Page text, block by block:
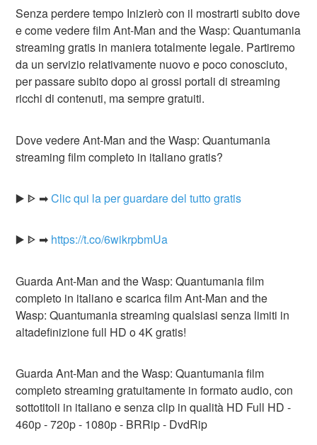
Senza perdere tempo Inizierò con il mostrarti subito dove
e come vedere film Ant-Man and the Wasp: Quantumania
streaming gratis in maniera totalmente legale. Partiremo
da un servizio relativamente nuovo e poco conosciuto,
per passare subito dopo ai grossi portali di streaming
ricchi di contenuti, ma sempre gratuiti.
Dove vedere Ant-Man and the Wasp: Quantumania
streaming film completo in italiano gratis?
▶️ ᐈ ➡Clic qui la per guardare del tutto gratis
▶️ ᐈ ➡ https://t.co/6wikrpbmUa
Guarda Ant-Man and the Wasp: Quantumania film
completo in italiano e scarica film Ant-Man and the
Wasp: Quantumania streaming qualsiasi senza limiti in
altadefinizione full HD o 4K gratis!
Guarda Ant-Man and the Wasp: Quantumania film
completo streaming gratuitamente in formato audio, con
sottotitoli in italiano e senza clip in qualità HD Full HD -
460p - 720p - 1080p - BRRip - DvdRip